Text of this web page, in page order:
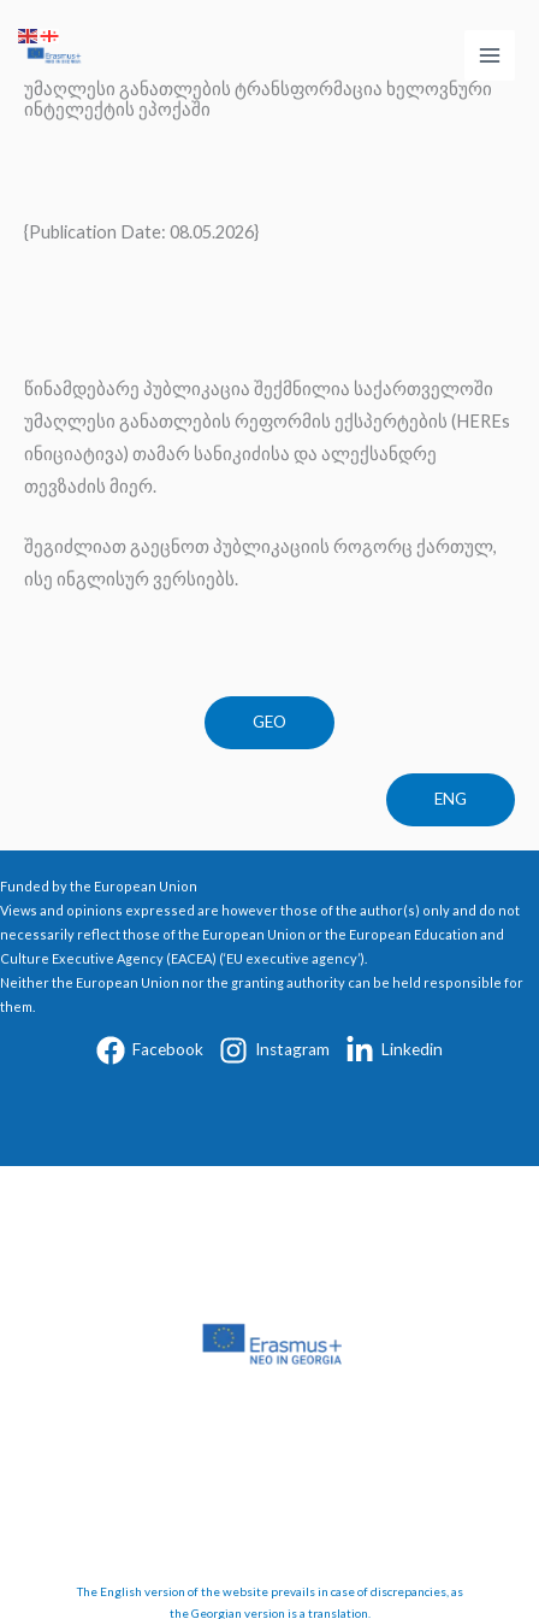
contentუმაღლესი განათლების ტრანსფორმაცია ხელოვნური
ინტელექტის ეპოქაში
{Publication Date: 08.05.2026}
წინამდებარე პუბლიკაცია შექმნილია საქართველოში
უმაღლესი განათლების რეფორმის ექსპერტების (HEREs
ინიციატივა) თამარ სანიკიძისა და ალექსანდრე
თევზაძის მიერ.
შეგიძლიათ გაეცნოთ პუბლიკაციის როგორც ქართულ,
ისე ინგლისურ ვერსიებს.
GEO
ENG
Funded by the European Union
Views and opinions expressed are however those of the author(s) only and do not
necessarily reflect those of the European Union or the European Education and
Culture Executive Agency (EACEA) (‘EU executive agency’).
Neither the European Union nor the granting authority can be held responsible for
them.
Facebook Instagram Linkedin
The English version of the website prevails in case of discrepancies, as
the Georgian version is a translation.